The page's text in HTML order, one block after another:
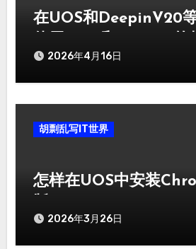
在UOS和DeepinV20
2026年4月16日
胡剽乱写IT世界
怎样在UOS中安装
2026年3月26日